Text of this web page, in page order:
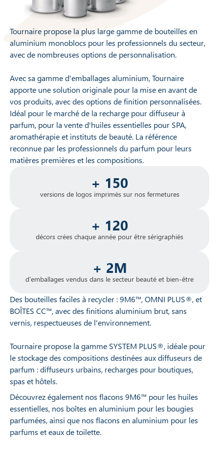
Tournaire propose la plus large gamme de bouteilles en
aluminium monoblocs pour les professionnels du secteur,
avec de nombreuses options de personnalisation.
Avec sa gamme d'emballages aluminium, Tournaire
apporte une solution originale pour la mise en avant de
vos produits, avec des options de finition personnalisées.
Idéal pour le marché de la recharge pour diffuseur à
parfum, pour la vente d'huiles essentielles pour SPA,
aromathérapie et instituts de beauté. La référence
reconnue par les professionnels du parfum pour leurs
matières premières et les compositions.
+ 150
versions de logos imprimés sur nos fermetures
+ 120
décors crées chaque année pour être sérigraphiés
+ 2M
d'emballages vendus dans le secteur beauté et bien-être
Des bouteilles faciles à recycler : 9M6™, OMNI PLUS®, et
BOÎTES CC™, avec des finitions aluminium brut, sans
vernis, respectueuses de l'environnement.
Tournaire propose la gamme SYSTEM PLUS®, idéale pour
le stockage des compositions destinées aux diffuseurs de
parfum : diffuseurs urbains, recharges pour boutiques,
spas et hôtels.
Découvrez également nos flacons 9M6™ pour les huiles
essentielles, nos boîtes en aluminium pour les bougies
parfumées, ainsi que nos flacons en aluminium pour les
parfums et eaux de toilette.